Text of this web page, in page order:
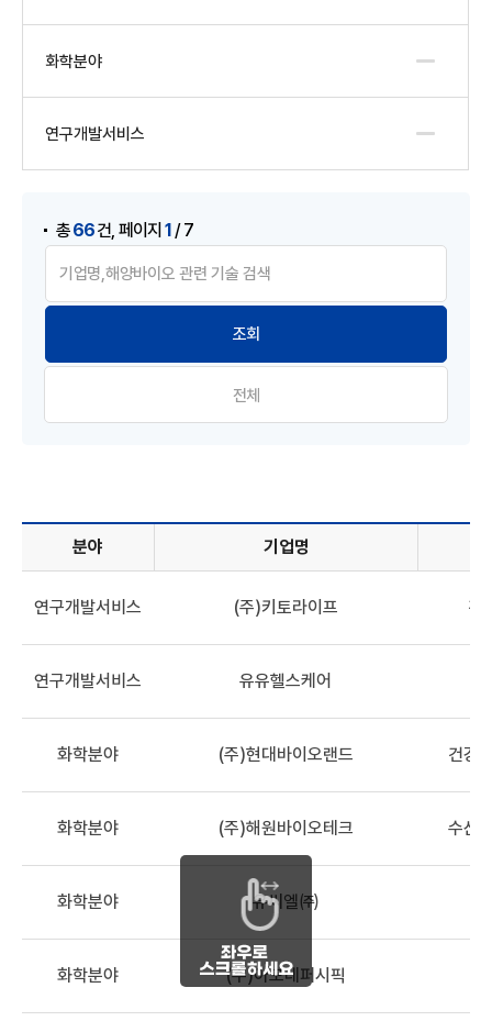
화학분야
연구개발서비스
총66건 ,페이지1/ 7
전체
기업정보목록 - 분야, 기업명, 산업분류, 해양바이오 관련 기술,
분야 기업명
연구개발서비스 (주)키토라이프 건
연구개발서비스 유유헬스케어
화학분야 (주)현대바이오랜드 건강
화학분야 (주)해원바이오테크 수산
화학분야 유씨엘㈜
화학분야 (주)아모레퍼시픽